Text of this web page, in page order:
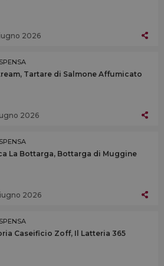
2026
Tartare di Salmone Affumicato
2026
La Bottarga, Bottarga di Muggine
2026
Caseificio Zoff, Il Latteria 365